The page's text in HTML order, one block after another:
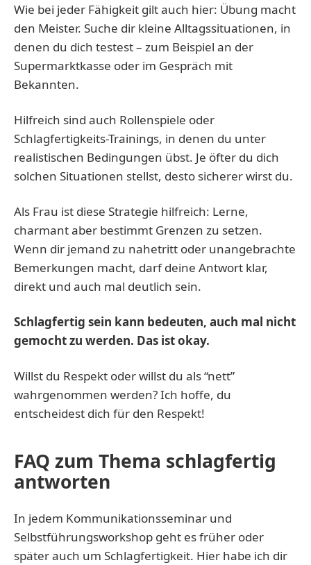
Wie bei jeder Fähigkeit gilt auch hier: Übung macht
den Meister. Suche dir kleine Alltagssituationen, in
denen du dich testest – zum Beispiel an der
Supermarktkasse oder im Gespräch mit
Bekannten.
Hilfreich sind auch Rollenspiele oder
Schlagfertigkeits-Trainings, in denen du unter
realistischen Bedingungen übst. Je öfter du dich
solchen Situationen stellst, desto sicherer wirst du.
Als Frau ist diese Strategie hilfreich: Lerne,
charmant aber bestimmt Grenzen zu setzen.
Wenn dir jemand zu nahetritt oder unangebrachte
Bemerkungen macht, darf deine Antwort klar,
direkt und auch mal deutlich sein.
Schlagfertig sein kann bedeuten, auch mal nicht
gemocht zu werden. Das ist okay.
Willst du Respekt oder willst du als “nett”
wahrgenommen werden? Ich hoffe, du
entscheidest dich für den Respekt!
FAQ zum Thema schlagfertig
antworten
In jedem Kommunikationsseminar und
Selbstführungsworkshop geht es früher oder
später auch um Schlagfertigkeit. Hier habe ich dir